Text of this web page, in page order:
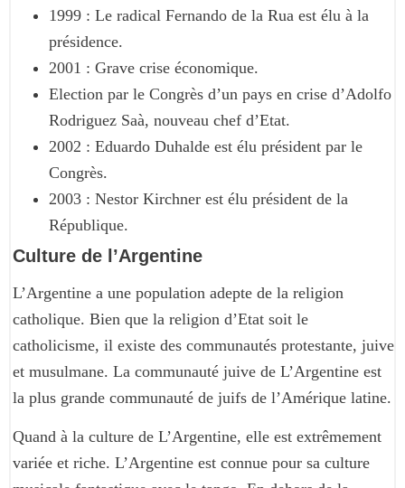
1999 : Le radical Fernando de la Rua est élu à la
présidence.
2001 : Grave crise économique.
Election par le Congrès d’un pays en crise d’Adolfo
Rodriguez Saà, nouveau chef d’Etat.
2002 : Eduardo Duhalde est élu président par le
Congrès.
2003 : Nestor Kirchner est élu président de la
République.
Culture de l’Argentine
L’Argentine a une population adepte de la religion
catholique. Bien que la religion d’Etat soit le
catholicisme, il existe des communautés protestante, juive
et musulmane. La communauté juive de L’Argentine est
la plus grande communauté de juifs de l’Amérique latine.
Quand à la culture de L’Argentine, elle est extrêmement
variée et riche. L’Argentine est connue pour sa culture